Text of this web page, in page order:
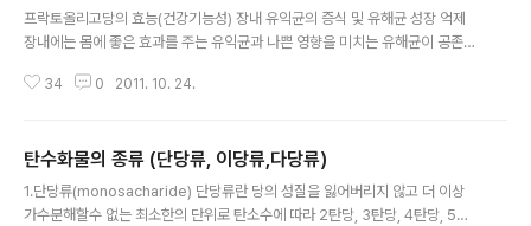
능성 인체적용시험 자료를 토대로 “3~8 g”이 적당하다. 제안된 섭취량 이상으
로 섭취하더라도 기능성이 더 좋아지는 것은 아니다. 오히려 30 g 이상 섭취하
프락토올리고당의 효능(건강기능성) 장내 유익균의 증식 및 유해균 성장 억제
장내에는 몸에 좋은 효과를 주는 유익균과 나쁜 영향을 미치는 유해균이 공존하
제하는 역할을 한다. 그러나, 육류 중심의 편식, 환경의 변화, 스트레스, 운동부
여 장내 비피더스균만이 선택적으로 이용하게 된다. 이러한 기작은 유익균 증식
에 기여하며 유해균을 억제하는 작용을 한다. 따라서 프락토올리고당을 섭취하
면 장내비피더스균의 증식을 통하여 장내 균총 개선, 병원균의 침입 방지, 장내
34 0 2011. 10. 24.
탄수화물의 종류 (단당류, 이당류,다당류)
1.단당류(monosacharide) 단당류란 당의 성질을 잃어버리지 않고 더 이상
가수분해할수 없는 최소한의 단위로 탄소수에 따라 2탄당, 3탄당, 4탄당, 5탄